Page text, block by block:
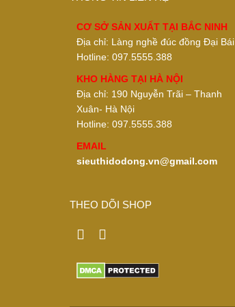
CƠ SỞ SẢN XUẤT TẠI BẮC NINH
Địa chỉ: Làng nghề đúc đồng Đại Bái
Hotline: 097.5555.388
KHO HÀNG TẠI HÀ NỘI
Địa chỉ: 190 Nguyễn Trãi – Thanh
Xuân- Hà Nội
Hotline: 097.5555.388
EMAIL
sieuthidodong.vn@gmail.com
THEO DÕI SHOP